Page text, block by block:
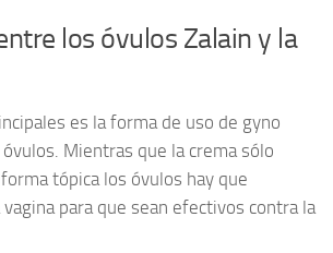
los óvulos Zalain y la
es la forma de uso de gyno
Mientras que la crema sólo
tópica los óvulos hay que
para que sean efectivos contra la